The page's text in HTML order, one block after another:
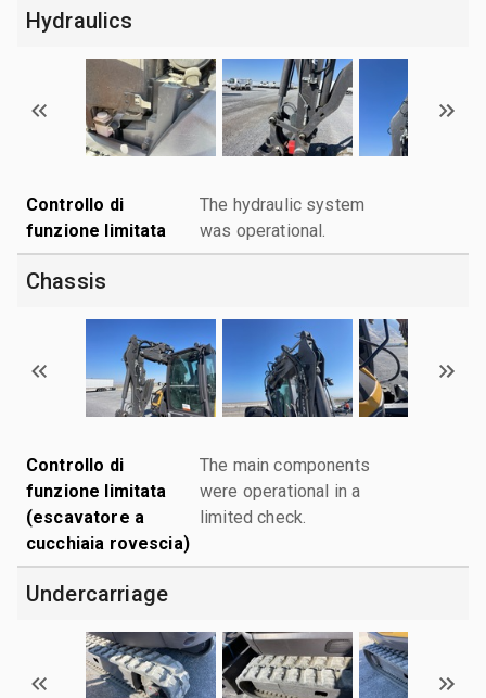
Hydraulics
Controllo di
funzione limitata
The hydraulic system
was operational.
Chassis
Controllo di
funzione limitata
(escavatore a
cucchiaia rovescia)
The main components
were operational in a
limited check.
Undercarriage